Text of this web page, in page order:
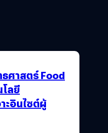
ธศาสตร์ Food
ลยี
ะอินไซต์ผู้